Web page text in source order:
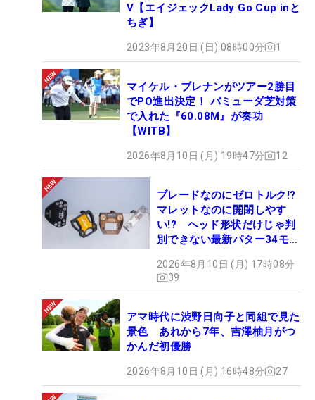
V【エイジェックLady Go Cup inと
ちぎ】
2023年8月20日 (日) 08時00分 1
マイケル・ブレナンがツアー2勝目
でPO進出決定！ バミューダ芝対策
で入れた『60.08M』が奏功
【WITB】
2026年8月10日 (月) 19時47分 12
ブレードなのにゼロトルク!?
マレットなのに開閉しやす
い!? ヘッド形状だけじゃ判
別できない最新パター34モデ
#ギアカタログ2026
2026年8月10日 (月) 17時08分
39
アマ時代に渋野日向子と同組で見た
景色 あれから7年、吉澤柚月がつ
かんだ初優勝
2026年8月10日 (月) 16時48分 27